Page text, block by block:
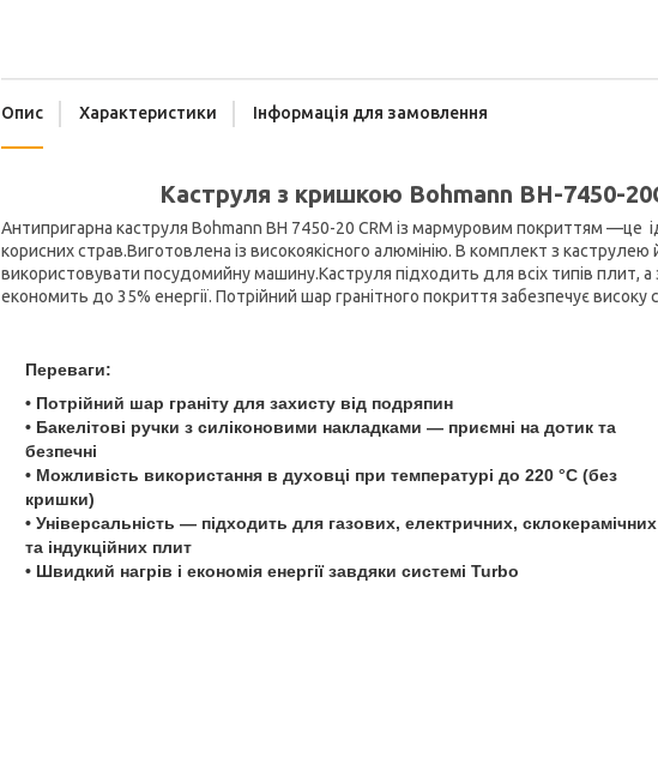
Опис Характеристики Інформація для замовлення
Каструля з кришкою Bohmann BH-7450-
Антипригарна каструля Bohmann BH 7450-20 CRM із мармуровим покриттям —це
корисних страв.Виготовлена ​​із високоякісного алюмінію. В комплект з
використовувати посудомийну машину.Каструля підходить для всіх типів плит,
економить до 35% енергії. Потрійний шар гранітного покриття забезпечує високу
Переваги:
• Потрійний шар граніту для захисту від подряпин
• Бакелітові ручки з силіконовими накладками — приємні на дотик та
безпечні
• Можливість використання в духовці при температурі до 220 °C (без
кришки)
• Універсальність — підходить для газових, електричних, склокерамічних
та індукційних плит
• Швидкий нагрів і економія енергії завдяки системі Turbo